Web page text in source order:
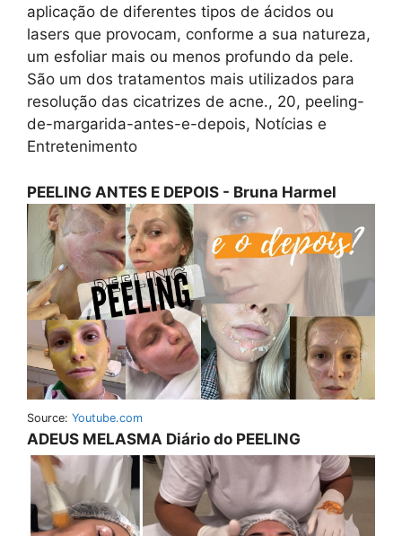
aplicação de diferentes tipos de ácidos ou
lasers que provocam, conforme a sua natureza,
um esfoliar mais ou menos profundo da pele.
São um dos tratamentos mais utilizados para
resolução das cicatrizes de acne., 20, peeling-
de-margarida-antes-e-depois, Notícias e
Entretenimento
PEELING ANTES E DEPOIS - Bruna Harmel
Source: Youtube.com
ADEUS MELASMA Diário do PEELING